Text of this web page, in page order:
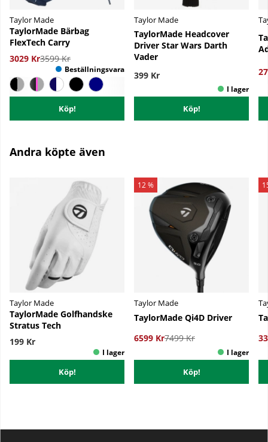
Taylor Made
TaylorMade Bärbag
FlexTech Carry
3029 Kr3599 Kr
Köp!
Taylor Made
TaylorMade Headcover
Driver Star Wars Darth
Vader
399 Kr
Köp!
Andra köpte även
Taylor Made
TaylorMade Golfhandske
Stratus Tech
199 Kr
Köp!
12 %
Taylor Made
TaylorMade Qi4D Driver
6599 Kr7499 Kr
Köp!